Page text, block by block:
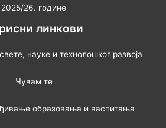
2025/26. године
линкови
науке и технолошког развоја
Чувам те
образовања и васпитања